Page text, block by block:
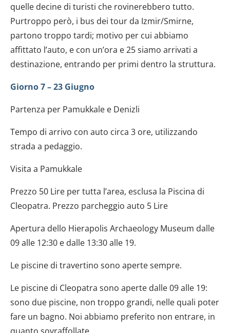
quelle decine di turisti che rovinerebbero tutto.
Purtroppo però, i bus dei tour da Izmir/Smirne,
partono troppo tardi; motivo per cui abbiamo
affittato l’auto, e con un’ora e 25 siamo arrivati a
destinazione, entrando per primi dentro la struttura.
Giorno 7 – 23 Giugno
Partenza per Pamukkale e Denizli
Tempo di arrivo con auto circa 3 ore, utilizzando
strada a pedaggio.
Visita a Pamukkale
Prezzo 50 Lire per tutta l’area, esclusa la Piscina di
Cleopatra. Prezzo parcheggio auto 5 Lire
Apertura dello Hierapolis Archaeology Museum dalle
09 alle 12:30 e dalle 13:30 alle 19.
Le piscine di travertino sono aperte sempre.
Le piscine di Cleopatra sono aperte dalle 09 alle 19:
sono due piscine, non troppo grandi, nelle quali poter
fare un bagno. Noi abbiamo preferito non entrare, in